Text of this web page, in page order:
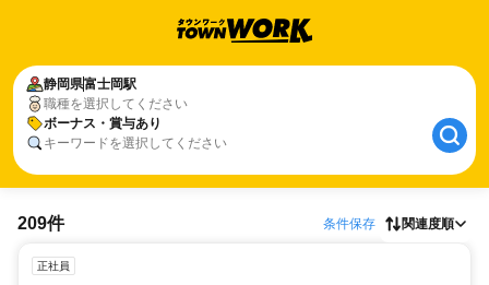
静岡県富士岡駅
職種を選択してください
ボーナス・賞与あり
キーワードを選択してください
209件 条件保存 関連度順
正社員